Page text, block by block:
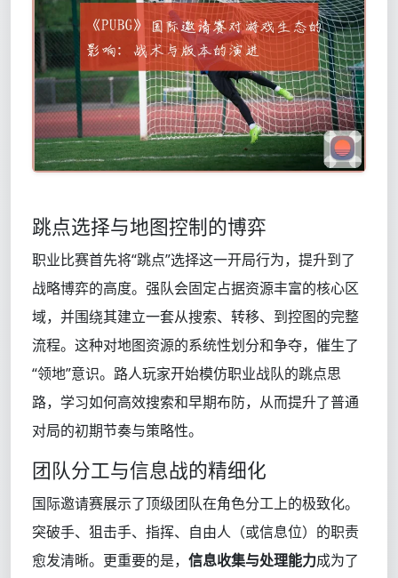
跳点选择与地图控制的博弈
职业比赛首先将“跳点”选择这一开局行为，提升到了
战略博弈的高度。强队会固定占据资源丰富的核心区
域，并围绕其建立一套从搜索、转移、到控图的完整
流程。这种对地图资源的系统性划分和争夺，催生了
“领地”意识。路人玩家开始模仿职业战队的跳点思
路，学习如何高效搜索和早期布防，从而提升了普通
对局的初期节奏与策略性。
团队分工与信息战的精细化
国际邀请赛展示了顶级团队在角色分工上的极致化。
突破手、狙击手、指挥、自由人（或信息位）的职责
愈发清晰。更重要的是， 信息收集与处理能力成为了